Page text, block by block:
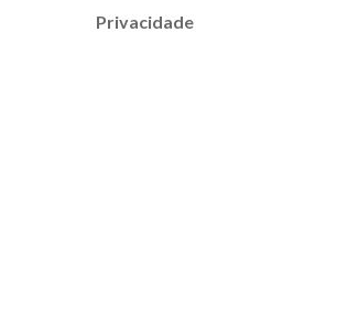
Privacidade